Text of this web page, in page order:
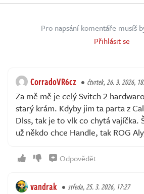
Pro napsání komentáře musíš
Přihlásit se
CorradoVR6cz čtvrtek, 26. 3. 2026,
Za mě mě je celý Svitch 2
starý krám. Kdyby jim ta parta z
Dlss, tak je to vlk co chytá vajíčka.
už někdo chce Handle, tak ROG
Odpovědět
vandrak středa, 25. 3. 2026, 17:27